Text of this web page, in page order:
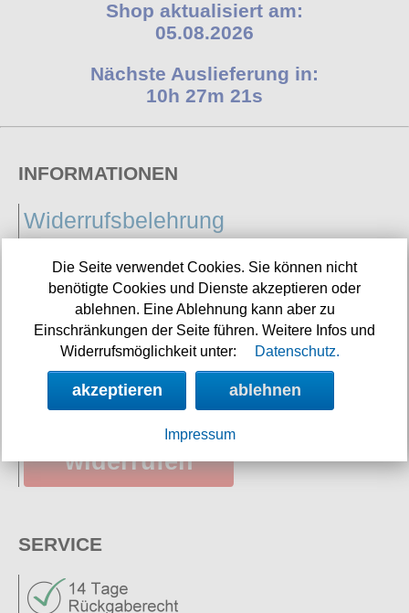
Shop aktualisiert am:
05.08.2026
Nächste Auslieferung in:
10h 27m 20s
INFORMATIONEN
Widerrufsbelehrung
Versandkosten
Datenschutz
AGB
Vertrag
widerrufen
SERVICE
Die Seite verwendet Cookies. Sie können nicht
benötigte Cookies und Dienste akzeptieren oder
ablehnen. Eine Ablehnung kann aber zu
Einschränkungen der Seite führen. Weitere Infos und
Widerrufsmöglichkeit unter:
Datenschutz.
akzeptieren ablehnen
Impressum